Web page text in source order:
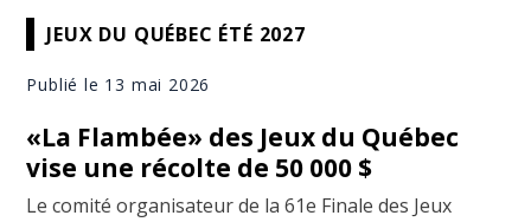
JEUX DU QUÉBEC ÉTÉ 2027
Publié le 13 mai 2026
«La Flambée» des Jeux du Québec
vise une récolte de 50 000 $
Le comité organisateur de la 61e Finale des Jeux